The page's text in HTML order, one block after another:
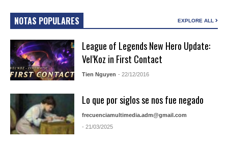
NOTAS POPULARES EXPLORE ALL
League of Legends New Hero Update:
Vel’Koz in First Contact
Tien Nguyen - 22/12/2016
Lo que por siglos se nos fue negado
frecuenciamultimedia.adm@gmail.com
- 21/03/2025